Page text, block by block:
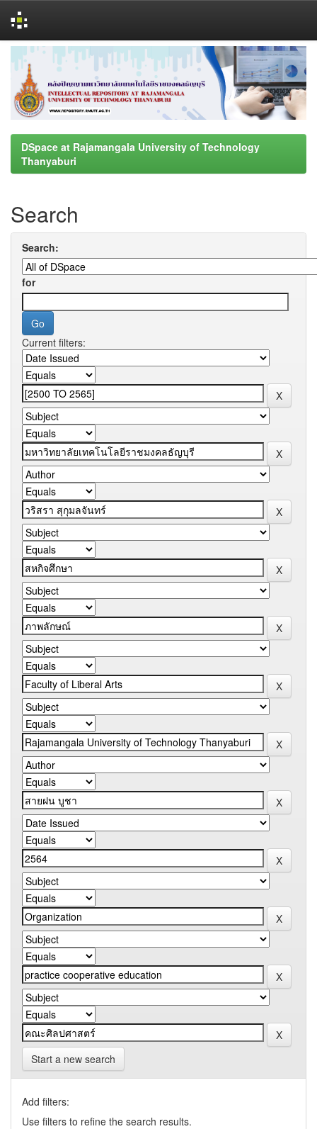
navigation
DSpace at Rajamangala University of Technology
Thanyaburi
Search
Search:
for
Current filters:
Start a new search
Add filters:
Use filters to refine the search results.